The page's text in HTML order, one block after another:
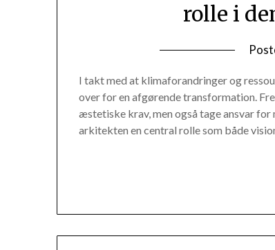
rolle i
I takt med at klimaforandringer og
over for en afgørende transformation.
æstetiske krav, men også tage ansvar
arkitekten en central rolle som både